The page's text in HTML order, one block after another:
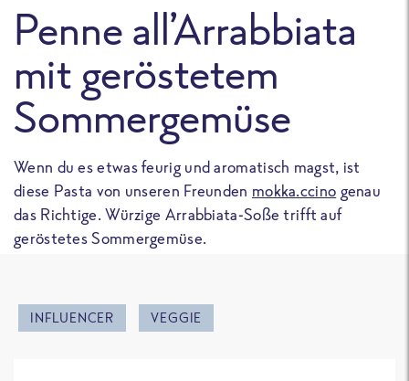
Penne all’Arrabbiata
mit geröstetem
Sommergemüse
Wenn du es etwas feurig und aromatisch magst, ist
diese Pasta von unseren Freunden mokka.ccino genau
das Richtige. Würzige Arrabbiata-Soße trifft auf
geröstetes Sommergemüse.
INFLUENCER VEGGIE